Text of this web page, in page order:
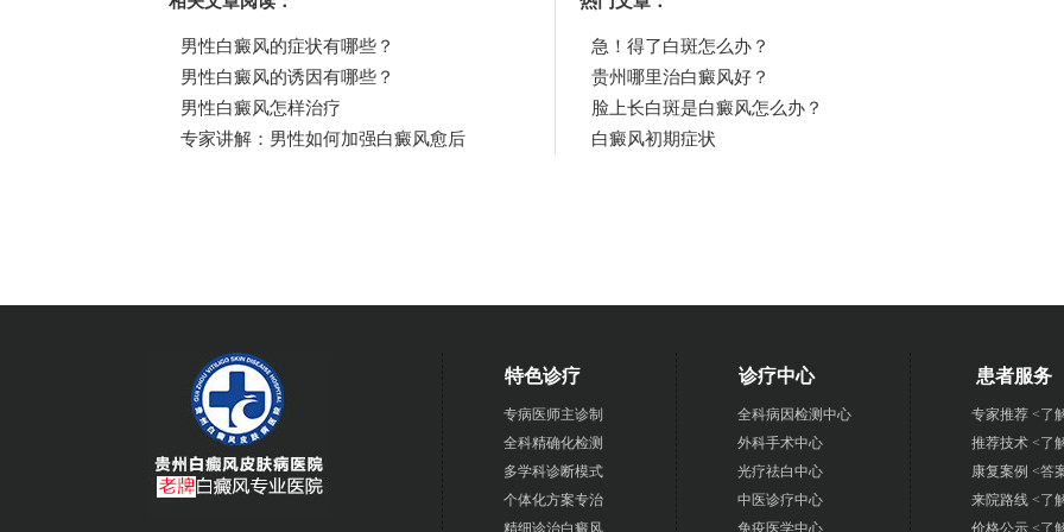
男性白癜风的症状有哪些？
男性白癜风的诱因有哪些？
男性白癜风怎样治疗
专家讲解：男性如何加强白癜风愈后
急！得了白斑怎么办？
贵州哪里治白癜风好？
脸上长白斑是白癜风怎么办？
白癜风初期症状
特色诊疗
专病医师主诊制
全科精确化检测
多学科诊断模式
个体化方案专治
精细诊治白癜风
诊疗中心
全科病因检测中心
外科手术中心
光疗祛白中心
中医诊疗中心
免疫医学中心
患者服务
专家推荐 <了
推荐技术 <了
康复案例 <答
来院路线 <了
价格公示 <了